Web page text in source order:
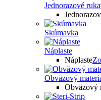
Jednorazové
Skúmavka
Náplaste
Náplaste
Obväzový
Obväzový